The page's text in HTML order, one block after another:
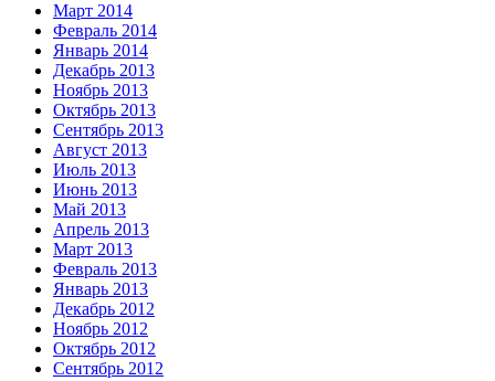
Март 2014
Февраль 2014
Январь 2014
Декабрь 2013
Ноябрь 2013
Октябрь 2013
Сентябрь 2013
Август 2013
Июль 2013
Июнь 2013
Май 2013
Апрель 2013
Март 2013
Февраль 2013
Январь 2013
Декабрь 2012
Ноябрь 2012
Октябрь 2012
Сентябрь 2012